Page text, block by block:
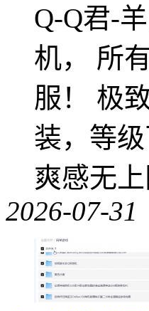
Q-Q君-
机， 所
服！ 极
装，等
爽感无
2026-07-31